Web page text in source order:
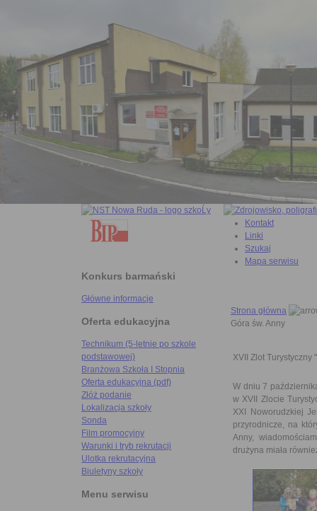
Konkurs barmański
Główne informacje
Oferta edukacyjna
Technikum (5-letnie po szkole
podstawowej)
Branżowa Szkoła I Stopnia
Oferta edukacyjna (pdf)
Złóż podanie
Lokalizacja szkoły
Sonda
Film promocyjny
Warunki i tryb rekrutacji
Ulotka rekrutacyjna
Biuletyny szkoły
Menu serwisu
Kontakt
Linki
Szukaj
Mapa serwisu
Strona główna
Góra św. Anny
XVII Zlot Turystyczny
W dniu 7
w XVII Zlocie
XXI Noworudzkiej
przyrodnicze, na
Anny,
drużyna miała